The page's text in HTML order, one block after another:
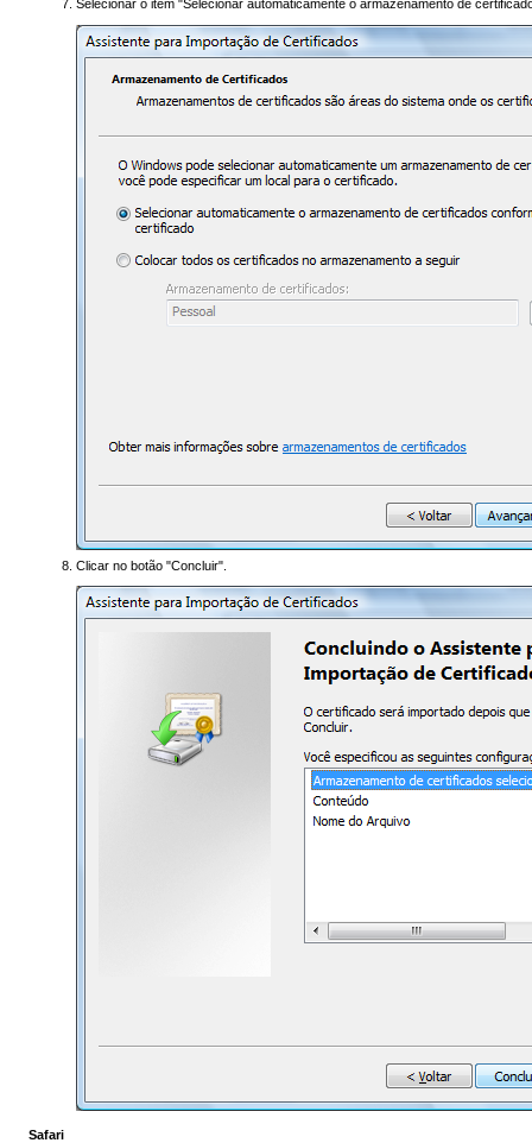
Selecionar o item "Selecionar automaticamente o armazenamento de
Clicar no botão "Concluir".
Safari